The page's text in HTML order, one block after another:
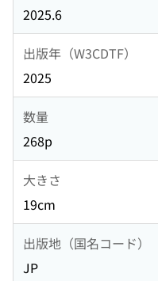
2025.6
出版年（W3CDTF）
2025
数量
268p
大きさ
19cm
出版地（国名コード）
JP